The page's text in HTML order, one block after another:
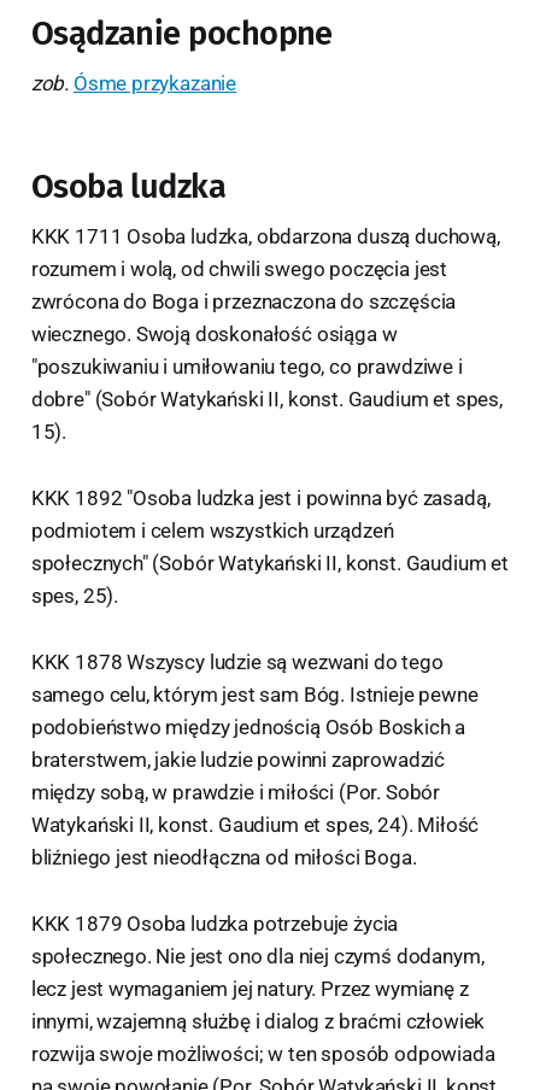
Osądzanie pochopne
zob. Ósme przykazanie
Osoba ludzka
KKK 1711 Osoba ludzka, obdarzona duszą duchową,
rozumem i wolą, od chwili swego poczęcia jest
zwrócona do Boga i przeznaczona do szczęścia
wiecznego. Swoją doskonałość osiąga w
"poszukiwaniu i umiłowaniu tego, co prawdziwe i
dobre" (Sobór Watykański II, konst. Gaudium et spes,
15).
KKK 1892 "Osoba ludzka jest i powinna być zasadą,
podmiotem i celem wszystkich urządzeń
społecznych" (Sobór Watykański II, konst. Gaudium et
spes, 25).
KKK 1878 Wszyscy ludzie są wezwani do tego
samego celu, którym jest sam Bóg. Istnieje pewne
podobieństwo między jednością Osób Boskich a
braterstwem, jakie ludzie powinni zaprowadzić
między sobą, w prawdzie i miłości (Por. Sobór
Watykański II, konst. Gaudium et spes, 24). Miłość
bliźniego jest nieodłączna od miłości Boga.
KKK 1879 Osoba ludzka potrzebuje życia
społecznego. Nie jest ono dla niej czymś dodanym,
lecz jest wymaganiem jej natury. Przez wymianę z
innymi, wzajemną służbę i dialog z braćmi człowiek
rozwija swoje możliwości; w ten sposób odpowiada